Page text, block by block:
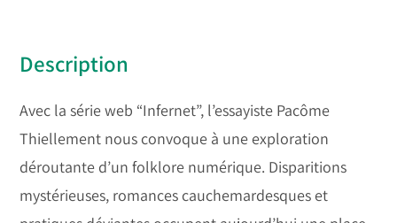
Description
Avec la série web “Infernet”, l’essayiste Pacôme
Thiellement nous convoque à une exploration
déroutante d’un folklore numérique. Disparitions
mystérieuses, romances cauchemardesques et